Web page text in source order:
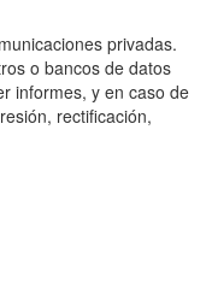
privadas.
o bancos de datos
informes, y en caso de
rectificación,